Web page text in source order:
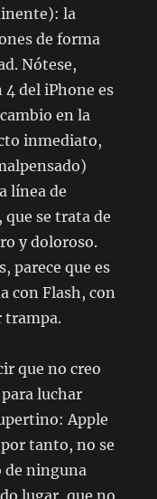
la
de forma
Nótese,
4 del iPhone es
en la
inmediato,
línea de
que se trata de
y doloroso.
parece que es
con Flash, con
trampa.
que no creo
luchar
Apple
tanto, no se
de ninguna
lugar, que no